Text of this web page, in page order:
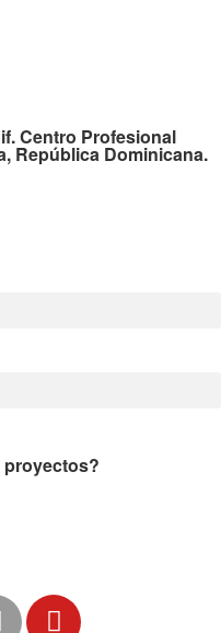
Centro Profesional
República Dominicana.
proyectos?